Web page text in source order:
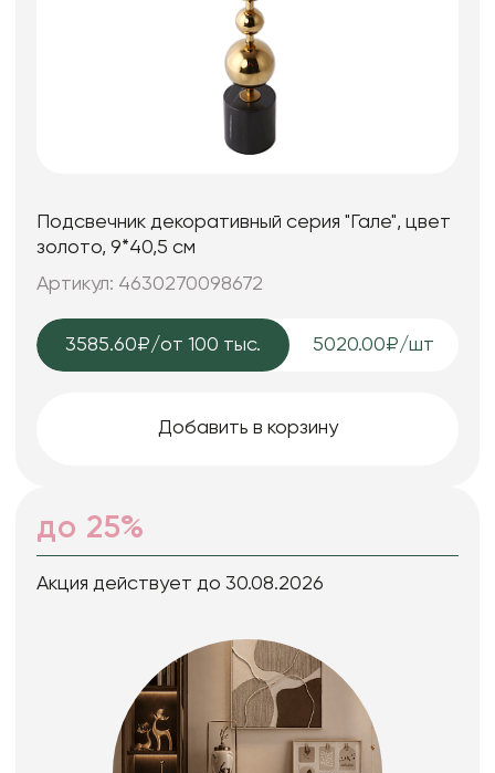
Подсвечник декоративный серия "Гале", цвет
золото, 9*40,5 см
Артикул: 4630270098672
3585.60₽/от 100 тыс. 5020.00₽/шт
Добавить в корзину
до 25%
Акция действует до 30.08.2026